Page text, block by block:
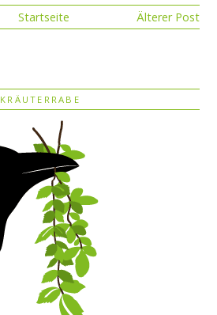
Älterer Post
Startseite
KRÄUTERRABE